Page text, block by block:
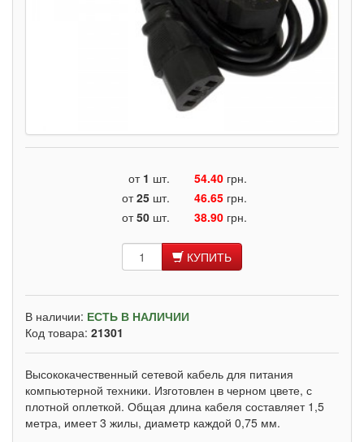
от 1 шт. 54.40 грн.
от25 шт. 46.65 грн.
от50 шт. 38.90 грн.
КУПИТЬ
В наличии: ЕСТЬ В НАЛИЧИИ
Код товара: 21301
Высококачественный сетевой кабель для питания
компьютерной техники. Изготовлен в черном цвете, с
плотной оплеткой. Общая длина кабеля составляет 1,5
метра, имеет 3 жилы, диаметр каждой 0,75 мм.